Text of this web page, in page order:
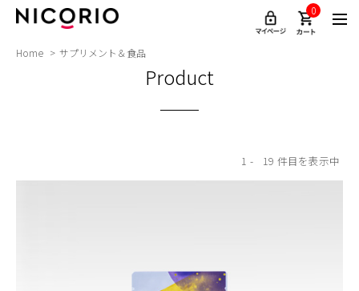
0
Home サプリメント＆食品
Product
1 19